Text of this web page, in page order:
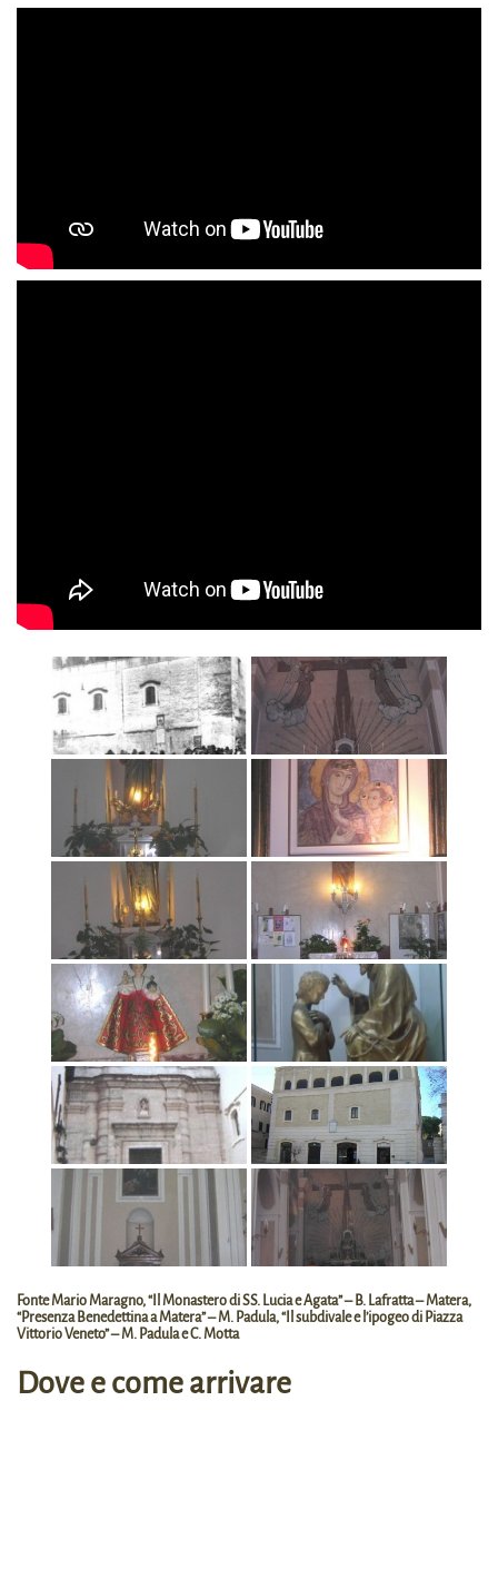
Fonte Mario Maragno, “Il Monastero di SS. Lucia e Agata” – B. Lafratta – Matera,
“Presenza Benedettina a Matera” – M. Padula, “Il subdivale e l’ipogeo di Piazza
Vittorio Veneto” – M. Padula e C. Motta
Dove e come arrivare